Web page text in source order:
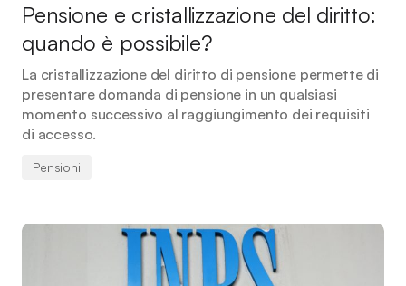
Pensione e cristallizzazione del diritto:
quando è possibile?
La cristallizzazione del diritto di pensione permette di
presentare domanda di pensione in un qualsiasi
momento successivo al raggiungimento dei requisiti
di accesso.
Pensioni